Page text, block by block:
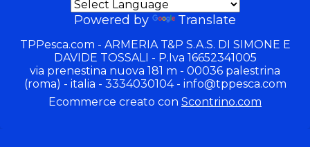
Powered by Translate
TPPesca.com - ARMERIA T&P S.A.S. DI SIMONE E
DAVIDE TOSSALI - P.Iva 16652341005
via prenestina nuova 181 m - 00036 palestrina
(roma) - italia - 3334030104 - info@tppesca.com
Ecommerce creato con Scontrino.com